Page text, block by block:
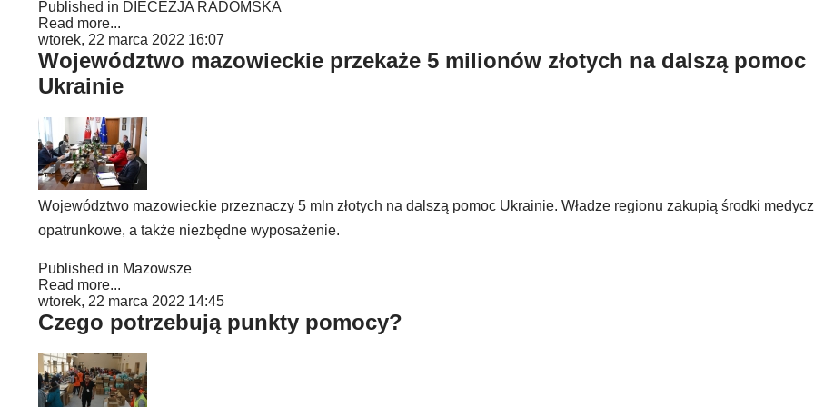
Published in DIECEZJA RADOMSKA
Read more...
wtorek, 22 marca 2022 16:07
Województwo mazowieckie przekaże 5 milionów złotych na dalszą pomoc
Ukrainie
Województwo mazowieckie przeznaczy 5 mln złotych na dalszą pomoc Ukrainie. Władze regionu zakupią środki
opatrunkowe, a także niezbędne wyposażenie.
Published in Mazowsze
Read more...
wtorek, 22 marca 2022 14:45
Czego potrzebują punkty pomocy?